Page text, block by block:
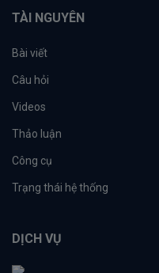
TÀI NGUYÊN
Bài viết
Câu hỏi
Videos
Thảo luận
Công cụ
Trạng thái hệ thống
DỊCH VỤ